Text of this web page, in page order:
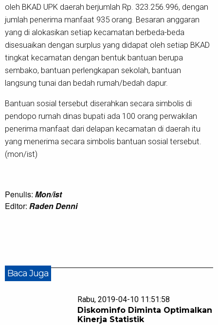
oleh BKAD UPK daerah berjumlah Rp. 323.256.996, dengan
jumlah penerima manfaat 935 orang. Besaran anggaran
yang di alokasikan setiap kecamatan berbeda-beda
disesuaikan dengan surplus yang didapat oleh setiap BKAD
tingkat kecamatan dengan bentuk bantuan berupa
sembako, bantuan perlengkapan sekolah, bantuan
langsung tunai dan bedah rumah/bedah dapur.
Bantuan sosial tersebut diserahkan secara simbolis di
pendopo rumah dinas bupati ada 100 orang perwakilan
penerima manfaat dari delapan kecamatan di daerah itu
yang menerima secara simbolis bantuan sosial tersebut.
(mon/ist)
Penulis: Mon/ist
Editor: Raden Denni
Baca Juga
Rabu, 2019-04-10 11:51:58
Diskominfo Diminta Optimalkan
Kinerja Statistik